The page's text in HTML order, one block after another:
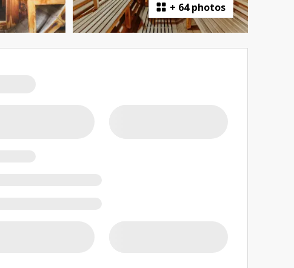
+ 64 photos